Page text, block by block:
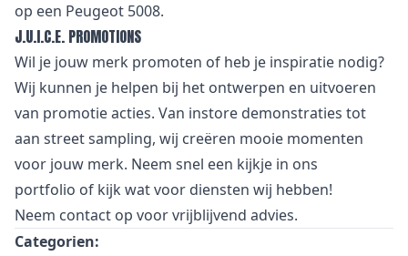
op een Peugeot 5008.
J.U.I.C.E. PROMOTIONS
Wil je jouw merk promoten of heb je inspiratie nodig?
Wij kunnen je helpen bij het ontwerpen en uitvoeren
van promotie acties. Van instore demonstraties tot
aan street sampling, wij creëren mooie momenten
voor jouw merk. Neem snel een kijkje in ons
portfolio of kijk wat voor diensten wij hebben!
Neem contact op voor vrijblijvend advies.
Categorien: